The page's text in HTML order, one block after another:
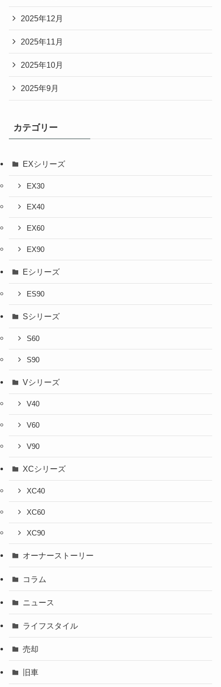
2025年12月
2025年11月
2025年10月
2025年9月
カテゴリー
EXシリーズ
EX30
EX40
EX60
EX90
Eシリーズ
ES90
Sシリーズ
S60
S90
Vシリーズ
V40
V60
V90
XCシリーズ
XC40
XC60
XC90
オーナーストーリー
コラム
ニュース
ライフスタイル
売却
旧車